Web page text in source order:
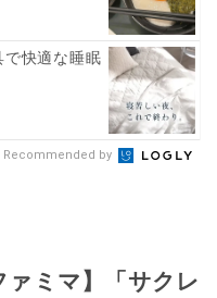
で快適な睡眠
Recommended by
ァミマ】「サクレ